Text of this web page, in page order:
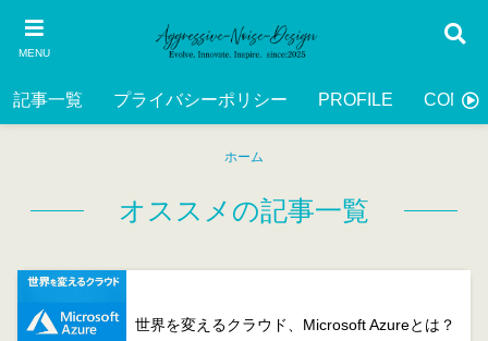
MENU
記事一覧 プライバシーポリシー PROFILE
ホーム
オススメの記事一覧
世界を変えるクラウド、Microsoft Azureとは？